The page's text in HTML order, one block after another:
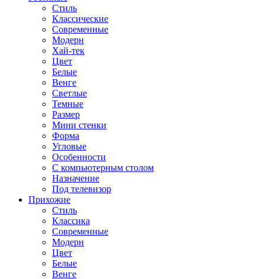
Стиль
Классические
Современные
Модерн
Хай-тек
Цвет
Белые
Венге
Светлые
Темные
Размер
Мини стенки
Форма
Угловые
Особенности
С компьютерным столом
Назначение
Под телевизор
Прихожие
Стиль
Классика
Современные
Модерн
Цвет
Белые
Венге